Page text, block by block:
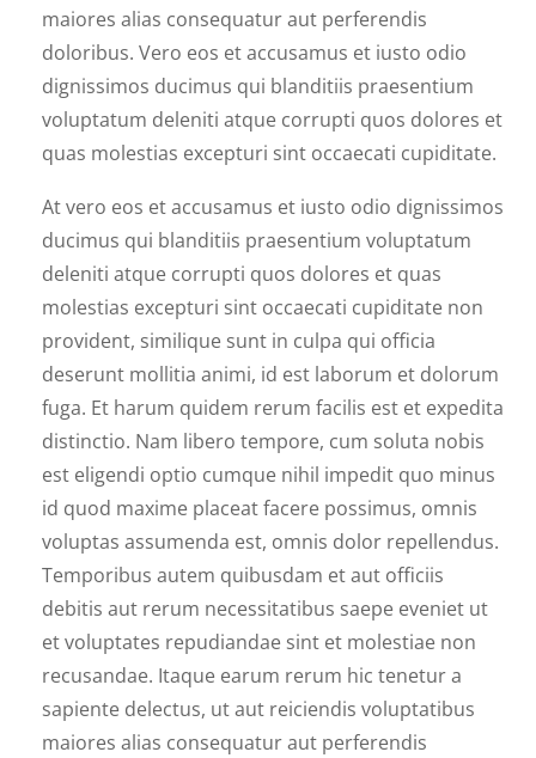
maiores alias consequatur aut perferendis
doloribus. Vero eos et accusamus et iusto odio
dignissimos ducimus qui blanditiis praesentium
voluptatum deleniti atque corrupti quos dolores et
quas molestias excepturi sint occaecati cupiditate.
At vero eos et accusamus et iusto odio dignissimos
ducimus qui blanditiis praesentium voluptatum
deleniti atque corrupti quos dolores et quas
molestias excepturi sint occaecati cupiditate non
provident, similique sunt in culpa qui officia
deserunt mollitia animi, id est laborum et dolorum
fuga. Et harum quidem rerum facilis est et expedita
distinctio. Nam libero tempore, cum soluta nobis
est eligendi optio cumque nihil impedit quo minus
id quod maxime placeat facere possimus, omnis
voluptas assumenda est, omnis dolor repellendus.
Temporibus autem quibusdam et aut officiis
debitis aut rerum necessitatibus saepe eveniet ut
et voluptates repudiandae sint et molestiae non
recusandae. Itaque earum rerum hic tenetur a
sapiente delectus, ut aut reiciendis voluptatibus
maiores alias consequatur aut perferendis